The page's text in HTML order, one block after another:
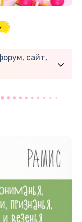
сайт,